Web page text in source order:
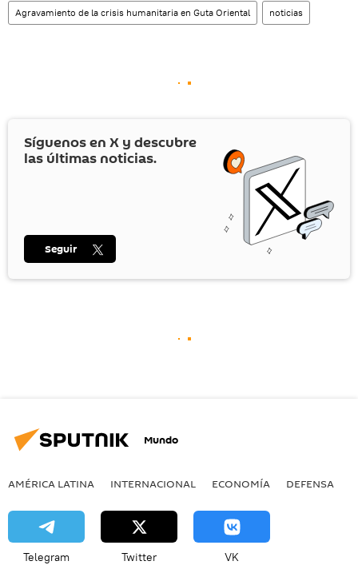
Agravamiento de la crisis humanitaria en Guta Oriental noticias
Síguenos en X y descubre
las últimas noticias.
Seguir
Mundo
AMÉRICA LATINA INTERNACIONAL ECONOMÍA DEFENSA
Telegram Twitter VK